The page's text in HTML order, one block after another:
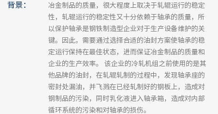
背景：
冶金制品的质量，很大程度上取决于轧辊运行的稳定
性，轧辊运行的稳定性又十分依赖于轴承的质量，所
以保护轴承是钢铁制造型企业对于生产设备维护的关
键。因此，需要通过选择合适的油封方案使轴承的稳
定运行保持在最佳状态，进而保证冶金制品的质量和
企业的生产效率。 该企业的冷轧机组之前使用的是其
他品牌的油封，在轧辊轧制的过程中，发现轴承座的
密封处漏油，并飞溅在已经轧制好的钢板上，造成对
钢制品的污染，同时乳化液进入轴承箱，造成对内部
循环系统的污染和对轴承的损伤。